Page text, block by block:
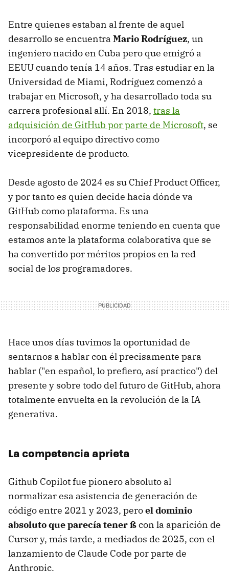
Entre quienes estaban al frente de aquel
desarrollo se encuentra Mario Rodríguez, un
ingeniero nacido en Cuba pero que emigró a
EEUU cuando tenía 14 años. Tras estudiar en la
Universidad de Miami, Rodríguez comenzó a
trabajar en Microsoft, y ha desarrollado toda su
carrera profesional allí. En 2018, tras la
adquisición de GitHub por parte de Microsoft, se
incorporó al equipo directivo como
vicepresidente de producto.
Desde agosto de 2024 es su Chief Product Officer,
y por tanto es quien decide hacia dónde va
GitHub como plataforma. Es una
responsabilidad enorme teniendo en cuenta que
estamos ante la plataforma colaborativa que se
ha convertido por méritos propios en la red
social de los programadores.
Hace unos días tuvimos la oportunidad de
sentarnos a hablar con él precisamente para
hablar ("en español, lo prefiero, así practico") del
presente y sobre todo del futuro de GitHub, ahora
totalmente envuelta en la revolución de la IA
generativa.
La competencia aprieta
Github Copilot fue pionero absoluto al
normalizar esa asistencia de generación de
código entre 2021 y 2023, peroel dominio
absoluto que parecía tener ßcon la aparición de
Cursor y, más tarde, a mediados de 2025, con el
lanzamiento de Claude Code por parte de
Anthropic.